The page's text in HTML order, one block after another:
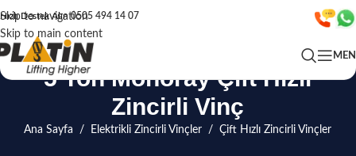
Skip to navigation
Skip to main content
Hızlı Destek Alın0505 494 14 07
5 Ton Monoray Çift Hızlı
Zincirli Vinç
Ana Sayfa / Elektrikli Zincirli Vinçler / Çift Hızlı Zincirli Vinçler